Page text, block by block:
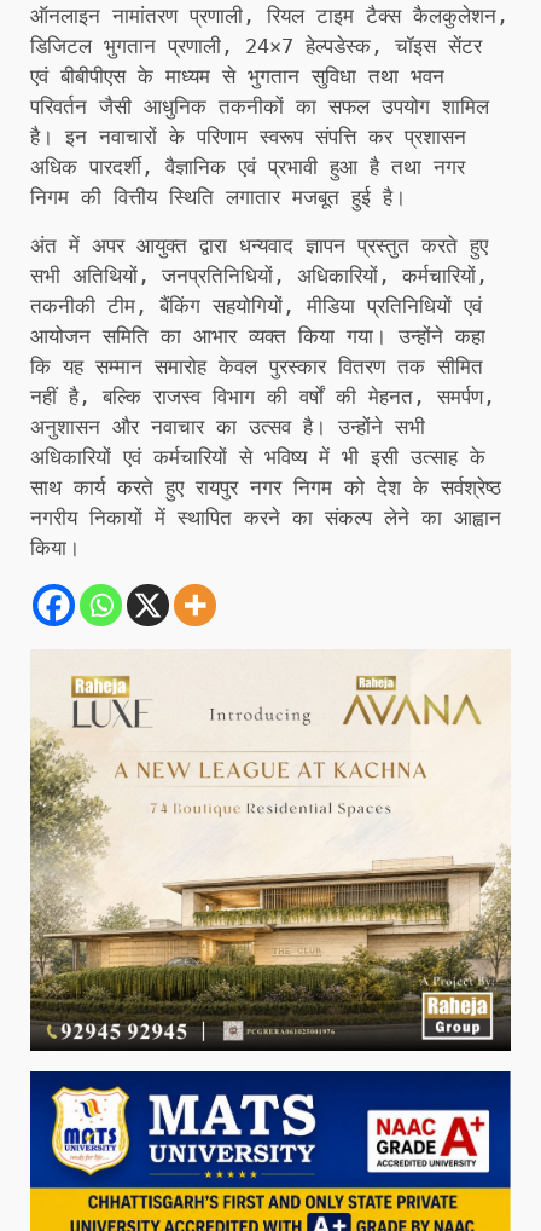
ऑनलाइन नामांतरण प्रणाली, रियल टाइम टैक्स कैलकुलेशन,
डिजिटल भुगतान प्रणाली, 24×7 हेल्पडेस्क, चॉइस सेंटर
एवं बीबीपीएस के माध्यम से भुगतान सुविधा तथा भवन
परिवर्तन जैसी आधुनिक तकनीकों का सफल उपयोग शामिल
है। इन नवाचारों के परिणाम स्वरूप संपत्ति कर प्रशासन
अधिक पारदर्शी, वैज्ञानिक एवं प्रभावी हुआ है तथा नगर
निगम की वित्तीय स्थिति लगातार मजबूत हुई है।
अंत में अपर आयुक्त द्वारा धन्यवाद ज्ञापन प्रस्तुत करते हुए
सभी अतिथियों, जनप्रतिनिधियों, अधिकारियों, कर्मचारियों,
तकनीकी टीम, बैंकिंग सहयोगियों, मीडिया प्रतिनिधियों एवं
आयोजन समिति का आभार व्यक्त किया गया। उन्होंने कहा
कि यह सम्मान समारोह केवल पुरस्कार वितरण तक सीमित
नहीं है, बल्कि राजस्व विभाग की वर्षों की मेहनत, समर्पण,
अनुशासन और नवाचार का उत्सव है। उन्होंने सभी
अधिकारियों एवं कर्मचारियों से भविष्य में भी इसी उत्साह के
साथ कार्य करते हुए रायपुर नगर निगम को देश के सर्वश्रेष्ठ
नगरीय निकायों में स्थापित करने का संकल्प लेने का आह्वान
किया।